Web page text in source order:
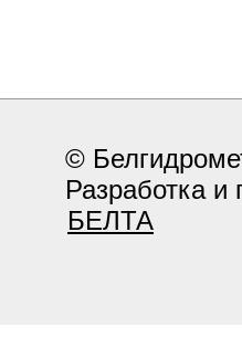
©
Разработка и
БЕЛТА